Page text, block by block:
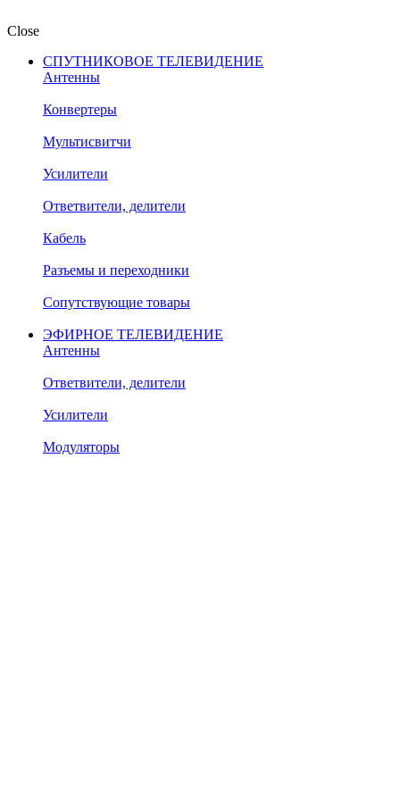
Close
СПУТНИКОВОЕ ТЕЛЕВИДЕНИЕ
Антенны
Конвертеры
Мультисвитчи
Усилители
Ответвители, делители
Кабель
Разъемы и переходники
Сопутствующие товары
ЭФИРНОЕ ТЕЛЕВИДЕНИЕ
Антенны
Ответвители, делители
Усилители
Модуляторы